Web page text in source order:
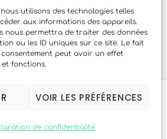
utilisons des technologies telles
aux informations des appareils.
nous permettra de traiter des données
ou les ID uniques sur ce site. Le fait
peut avoir un effet
fonctions.
VOIR LES PRÉFÉRENCES
de confidentialité
06 10 15 90 23